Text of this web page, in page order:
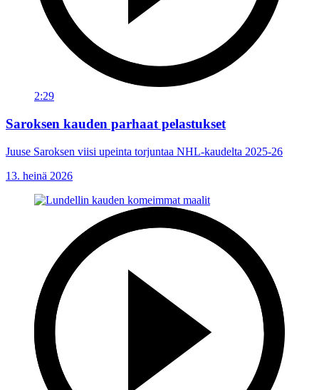
2:29
Saroksen kauden parhaat pelastukset
Juuse Saroksen viisi upeinta torjuntaa NHL-kaudelta 2025-26
13. heinä 2026